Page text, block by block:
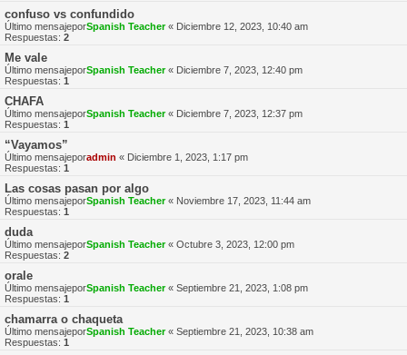
confuso vs confundido
Último mensajeporSpanish Teacher« Diciembre 12, 2023, 10:40 am
Respuestas: 2
Me vale
Último mensajeporSpanish Teacher« Diciembre 7, 2023, 12:40 pm
Respuestas: 1
CHAFA
Último mensajeporSpanish Teacher« Diciembre 7, 2023, 12:37 pm
Respuestas: 1
“Vayamos”
Último mensajeporadmin « Diciembre 1, 2023, 1:17 pm
Respuestas: 1
Las cosas pasan por algo
Último mensajeporSpanish Teacher« Noviembre 17, 2023, 11:44 am
Respuestas: 1
duda
Último mensajeporSpanish Teacher« Octubre 3, 2023, 12:00 pm
Respuestas: 2
orale
Último mensajeporSpanish Teacher« Septiembre 21, 2023, 1:08 pm
Respuestas: 1
chamarra o chaqueta
Último mensajeporSpanish Teacher« Septiembre 21, 2023, 10:38 am
Respuestas: 1